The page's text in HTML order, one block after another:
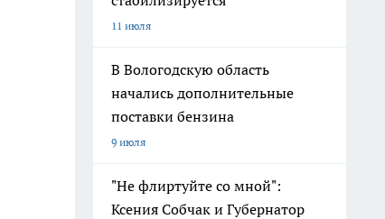
11 июля
В Вологодскую область
начались дополнительные
поставки бензина
9 июля
"Не флиртуйте со мной":
Ксения Собчак и Губернатор